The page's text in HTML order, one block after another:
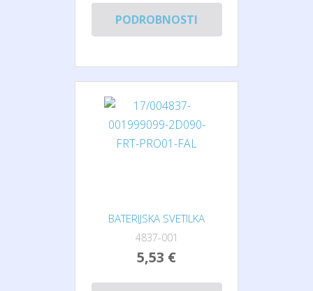
PODROBNOSTI
BATERIJSKA SVETILKA
4837-001
5,53 €